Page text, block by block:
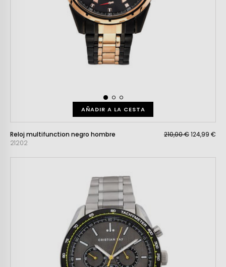
AÑADIR A LA CESTA
Reloj multifunction negro hombre
21202
210,00 €124,99 €